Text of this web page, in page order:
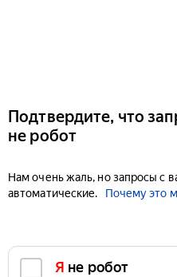
Подтвердите, что
не робот
Нам очень жаль, но запросы с
автоматические.
Почему это
Я не робот